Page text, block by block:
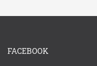
FACEBOOK